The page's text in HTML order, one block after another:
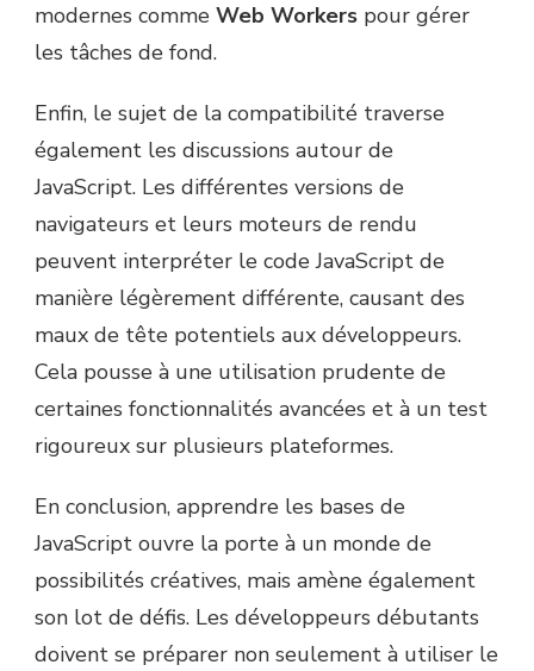
modernes comme Web Workers pour gérer
les tâches de fond.
Enfin, le sujet de la compatibilité traverse
également les discussions autour de
JavaScript. Les différentes versions de
navigateurs et leurs moteurs de rendu
peuvent interpréter le code JavaScript de
manière légèrement différente, causant des
maux de tête potentiels aux développeurs.
Cela pousse à une utilisation prudente de
certaines fonctionnalités avancées et à un test
rigoureux sur plusieurs plateformes.
En conclusion, apprendre les bases de
JavaScript ouvre la porte à un monde de
possibilités créatives, mais amène également
son lot de défis. Les développeurs débutants
doivent se préparer non seulement à utiliser le